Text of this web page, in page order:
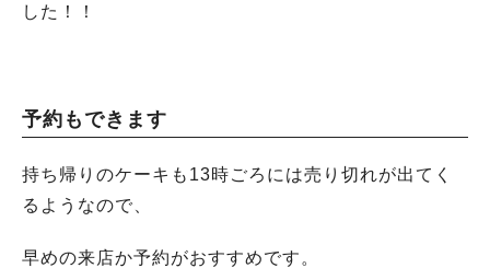
した！！
予約もできます
持ち帰りのケーキも13時ごろには売り切れが出てく
るようなので、
早めの来店か予約がおすすめです。